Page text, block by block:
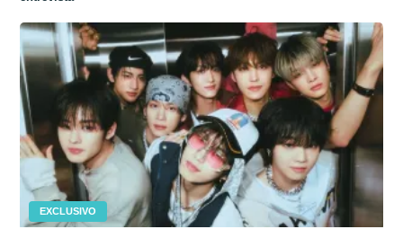
EXCLUSIVO